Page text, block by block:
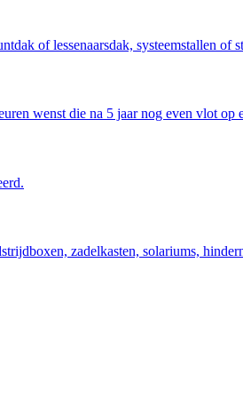
of lessenaarsdak, systeemstallen
wenst die na 5 jaar nog even vlot op
zadelkasten, solariums,